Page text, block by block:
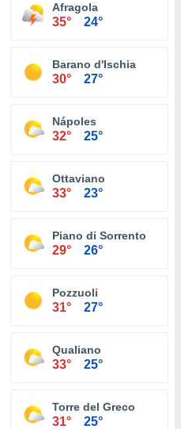
Afragola
35° 24°
Barano d'Ischia
30° 27°
Nápoles
32° 25°
Ottaviano
33° 23°
Piano di Sorrento
29° 26°
Pozzuoli
31° 27°
Qualiano
33° 25°
Torre del Greco
31° 25°